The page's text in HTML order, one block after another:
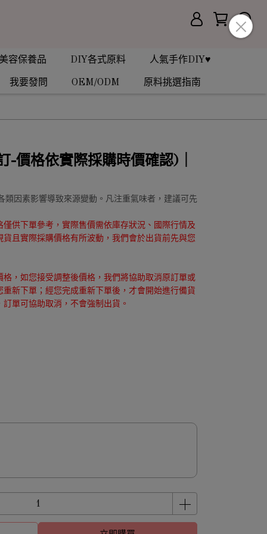
容保養品 DIY各式原料
人氣手作DIY♥
我要發問
OEM/ODM 原料挑選指南
-價格依實際採購時價確認)｜
因素影響導致來源變動。凡注重氣味者，建議可先
供下單參考，實際售價需依庫存狀況、國際行情及
且實際採購價格有所波動，我們會於出貨前先與您
，如您接受調整後價格，我們將協助取消原訂單或
新下單；經您完成重新下單後，才會開始進行備貨
單可協助取消，不會強制出貨。